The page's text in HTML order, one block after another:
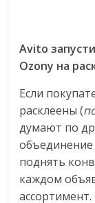
Avito
Ozonу на
Если
расклеены (
думают по
поднять
каждом
ассортимент.